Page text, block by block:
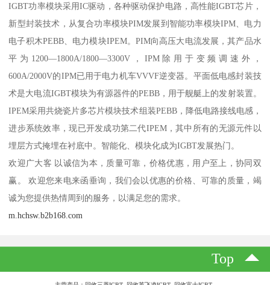
IGBT功率模块采用IC驱动，各种驱动保护电路，高性能IGBT芯片，
新型封装技术，从复合功率模块PIM发展到智能功率模块IPM、电力
电子积木PEBB、电力模块IPEM。PIM向高压大电流发展，其产品水
平为1200—1800A/1800—3300V，IPM除用于变频调速外，
600A/2000V的IPM已用于电力机车VVVF逆变器。平面低电感封装技
术是大电流IGBT模块为有源器件的PEBB，用于舰艇上的发射装置。
IPEM采用共烧瓷片多芯片模块技术组装PEBB，降低电路接线电感，
进步系统效率，现已开发成功第二代IPEM，其中所有的无源元件以
埋层方式掩埋在衬底中。智能化、模块化成为IGBT发展热门。
欢迎广大客 以诚信为本，质量可靠，价格优惠，用户至上，协同双
赢。 欢迎您来电来函垂询，我们会以优惠的价格、可靠的质量，竭
诚为您提供热情周到的服务，以满足您的需求。
m.hchsw.b2b168.com
Top